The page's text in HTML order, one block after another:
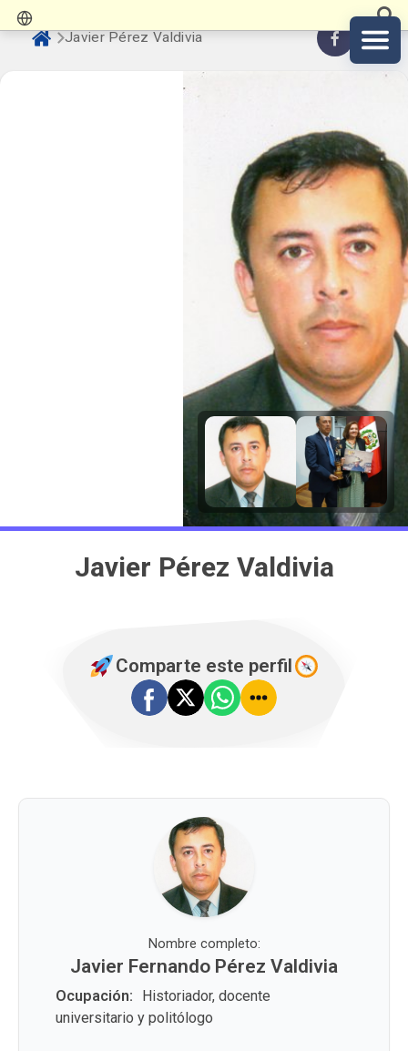
Javier Pérez Valdivia
Javier Pérez Valdivia
Comparte este perfil
Nombre completo:
Javier Fernando Pérez Valdivia
Ocupación:
Historiador, docente
universitario y politólogo